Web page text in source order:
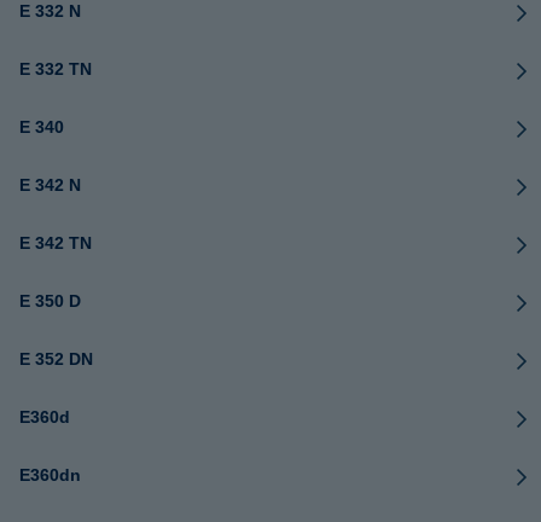
E 332 N
E 332 TN
E 340
E 342 N
E 342 TN
E 350 D
E 352 DN
E360d
E360dn